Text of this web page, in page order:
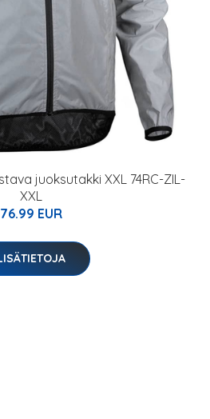
juoksutakki XXL 74RC-ZIL-
XXL
76.99 EUR